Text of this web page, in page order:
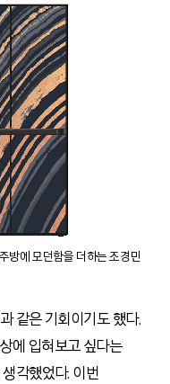
방에 모던함을 더하는 조경민
같은 기회이기도 했다.
에 입혀보고 싶다는
각했었다. 이번